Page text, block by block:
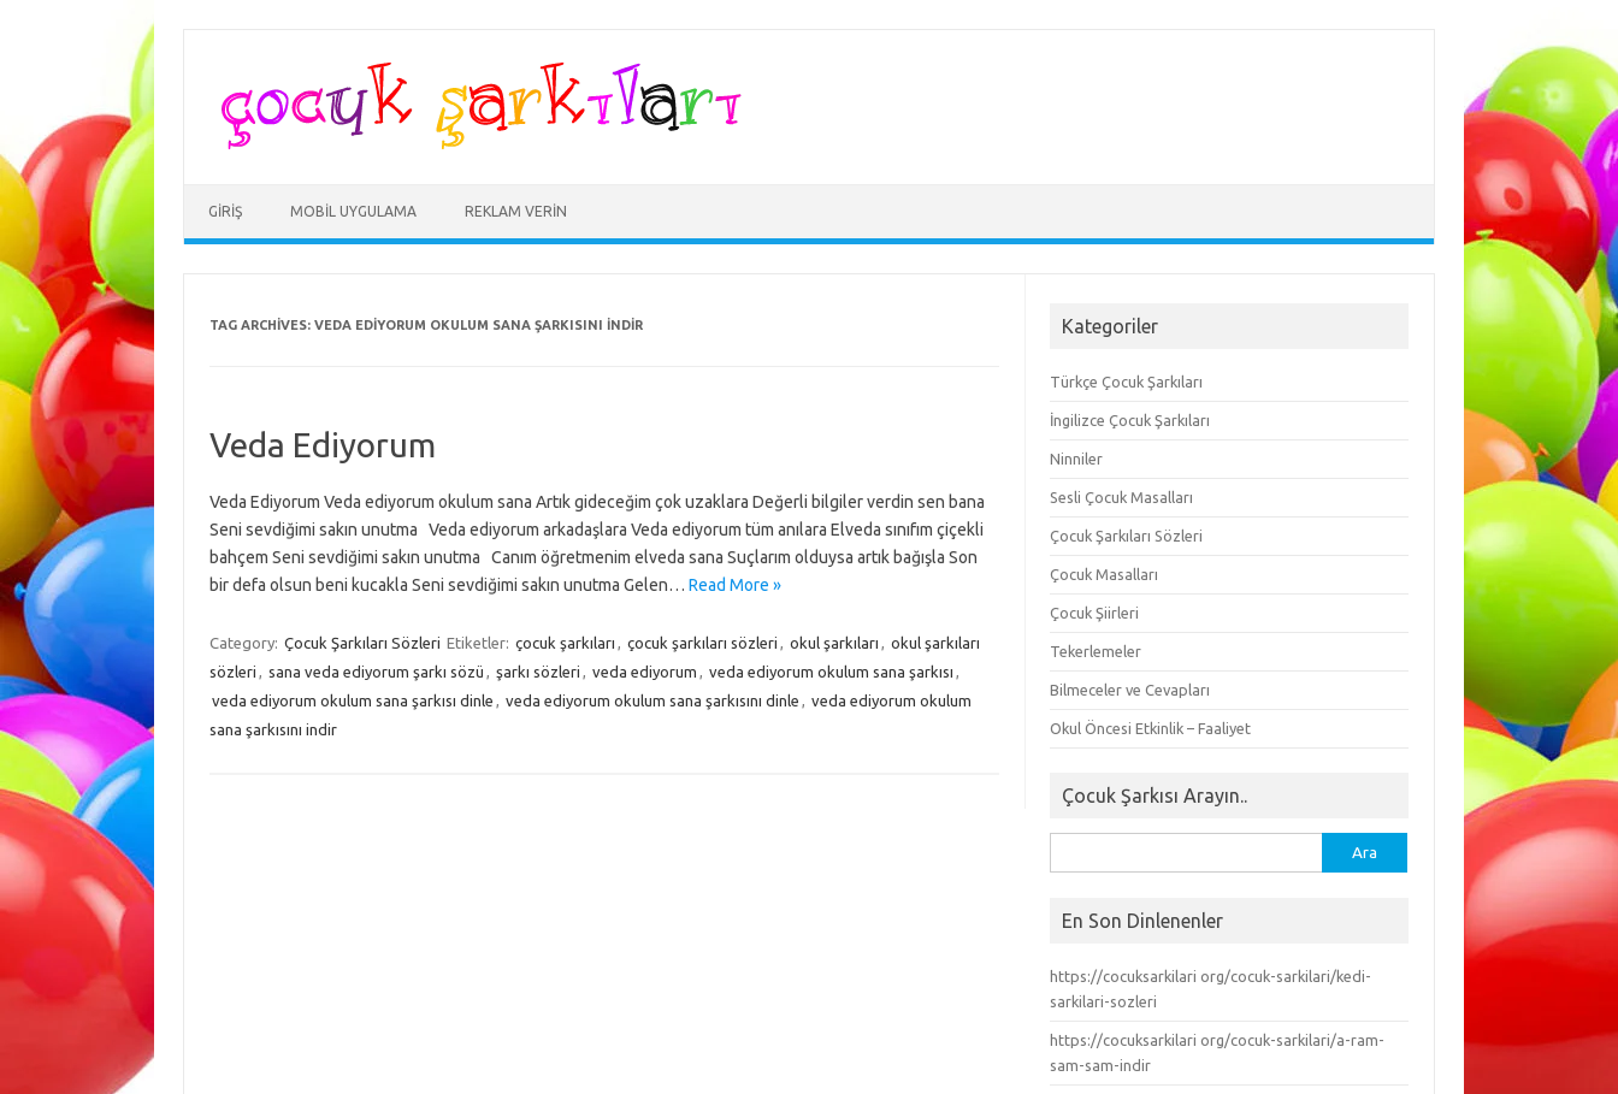
GIRIŞ MOBIL UYGULAMA REKLAM VERIN
TAG ARCHIVES: VEDA EDIYORUM OKULUM SANA ŞARKISINI INDIR
Veda Ediyorum
Veda Ediyorum Veda ediyorum okulum sana Artık gideceğim çok uzaklara Değerli bilgiler verdin sen bana
Seni sevdiğimi sakın unutma Veda ediyorum arkadaşlara Veda ediyorum tüm anılara Elveda sınıfım çiçekli
bahçem Seni sevdiğimi sakın unutma Canım öğretmenim elveda sana Suçlarım olduysa artık bağışla Son
bir defa olsun beni kucakla Seni sevdiğimi sakın unutma Gelen… Read More »
Category: Çocuk Şarkıları Sözleri Etiketler: çocuk şarkıları , çocuk şarkıları sözleri , okul şarkıları , okul şarkıları
sözleri , sana veda ediyorum şarkı sözü , şarkı sözleri , veda ediyorum , veda ediyorum okulum sana şarkısı ,
veda ediyorum okulum sana şarkısı dinle , veda ediyorum okulum sana şarkısını dinle , veda ediyorum okulum
sana şarkısını indir
Kategoriler
Türkçe Çocuk Şarkıları
İngilizce Çocuk Şarkıları
Ninniler
Sesli Çocuk Masalları
Çocuk Şarkıları Sözleri
Çocuk Masalları
Çocuk Şiirleri
Tekerlemeler
Bilmeceler ve Cevapları
Okul Öncesi Etkinlik – Faaliyet
Çocuk Şarkısı Arayın..
En Son Dinlenenler
https://cocuksarkilari org/cocuk-sarkilari/kedi-
sarkilari-sozleri
https://cocuksarkilari org/cocuk-sarkilari/a-ram-
sam-sam-indir